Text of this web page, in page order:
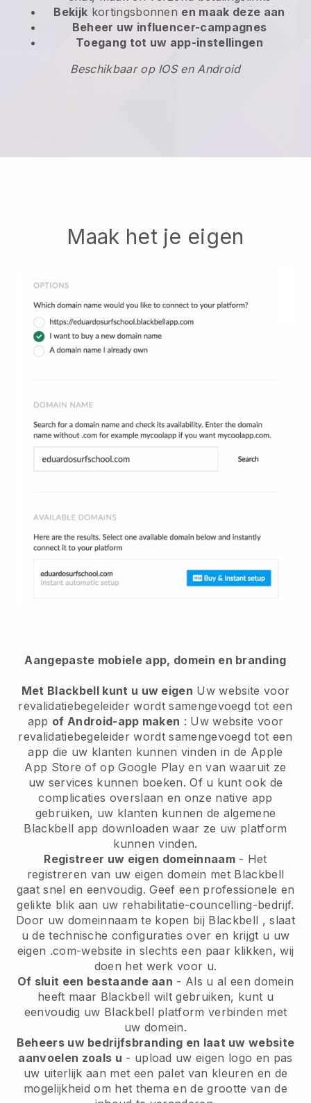
Bekijk kortingsbonnen en maak deze aan
Beheer uw influencer-campagnes
Toegang tot uw app-instellingen
Beschikbaar op IOS en Android
Maak het je eigen
Aangepaste mobiele app, domein en branding
Met Blackbell kunt u uw eigen Uw website voor
revalidatiebegeleider wordt samengevoegd tot een
app of Android-app maken : Uw website voor
revalidatiebegeleider wordt samengevoegd tot een
app die uw klanten kunnen vinden in de Apple
App Store of op Google Play en van waaruit ze
uw services kunnen boeken. Of u kunt ook de
complicaties overslaan en onze native app
gebruiken, uw klanten kunnen de algemene
Blackbell app downloaden waar ze uw platform
kunnen vinden.
Registreer uw eigen domeinnaam- Het
registreren van uw eigen domein met Blackbell
gaat snel en eenvoudig.Geef een professionele en
gelikte blik aan uw rehabilitatie-councelling-bedrijf.
Door uw domeinnaam te kopen bij Blackbell , slaat
u de technische configuraties over en krijgt u uw
eigen .com-website in slechts een paar klikken, wij
doen het werk voor u.
Of sluit een bestaande aan - Als u al een domein
heeft maar Blackbell wilt gebruiken, kunt u
eenvoudig uw Blackbell platform verbinden met
uw domein.
Beheers uw bedrijfsbranding en laat uw website
aanvoelen zoals u - upload uw eigen logo en pas
uw uiterlijk aan met een palet van kleuren en de
mogelijkheid om het thema en de grootte van de